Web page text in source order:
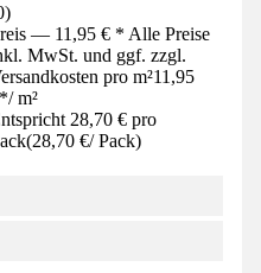
)
— 11,95 € * Alle Preise
MwSt. und ggf. zzgl.
pro m²11,95
*/ m²
28,70 € pro
(28,70 €/ Pack)